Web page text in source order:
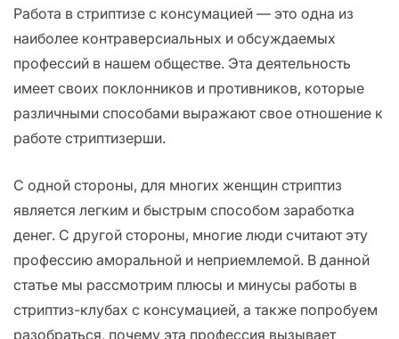
Работа в стриптизе с консумацией — это одна из
наиболее контраверсиальных и обсуждаемых
профессий в нашем обществе. Эта деятельность
имеет своих поклонников и противников, которые
различными способами выражают свое отношение к
работе стриптизерши.
С одной стороны, для многих женщин стриптиз
является легким и быстрым способом заработка
денег. С другой стороны, многие люди считают эту
профессию аморальной и неприемлемой. В данной
статье мы рассмотрим плюсы и минусы работы в
стриптиз-клубах с консумацией, а также попробуем
разобраться, почему эта профессия вызывает